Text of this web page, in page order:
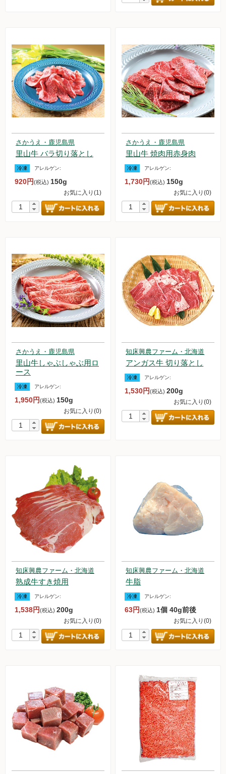
オルター品もの
取扱店のご紹介
新規募集中！
定期購入について
さかうえ・鹿児島県
里山牛 バラ切り落とし
冷凍 アレルゲン:
920円(税込) 150g
お気に入り(1)
さかうえ・鹿児島県
里山牛 焼肉用赤身肉
冷凍 アレルゲン:
1,730円(税込) 150g
お気に入り(0)
さかうえ・鹿児島県
里山牛しゃぶしゃぶ用ロ
ース
冷凍 アレルゲン:
1,950円(税込) 150g
お気に入り(0)
知床興農ファーム・北海道
アンガス牛 切り落とし
冷凍 アレルゲン:
1,530円(税込)200g
お気に入り(0)
知床興農ファーム・北海道
熟成牛すき焼用
冷凍 アレルゲン:
1,538円(税込) 200g
お気に入り(0)
知床興農ファーム・北海道
牛脂
冷凍 アレルゲン:
63円(税込) 1個 40g前後
お気に入り(0)